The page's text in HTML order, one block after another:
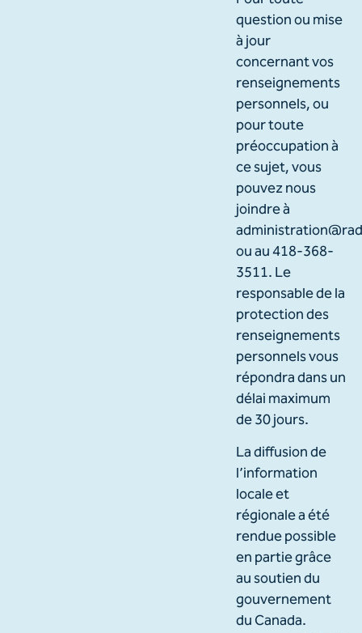
question ou mise
à jour
concernant vos
renseignements
personnels, ou
pour toute
préoccupation à
ce sujet, vous
pouvez nous
joindre à
ou au 418-368-
3511. Le
responsable de la
protection des
renseignements
personnels vous
répondra dans un
délai maximum
de 30 jours.
La diffusion de
l’information
locale et
régionale a été
rendue possible
en partie grâce
au soutien du
gouvernement
du Canada.